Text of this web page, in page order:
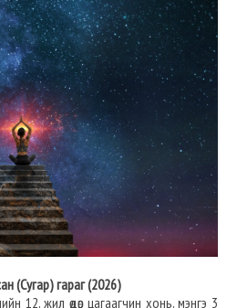
(Сугар) гараг (2026)
12, жил өдөр цагаагчин хонь, мэнгэ 3